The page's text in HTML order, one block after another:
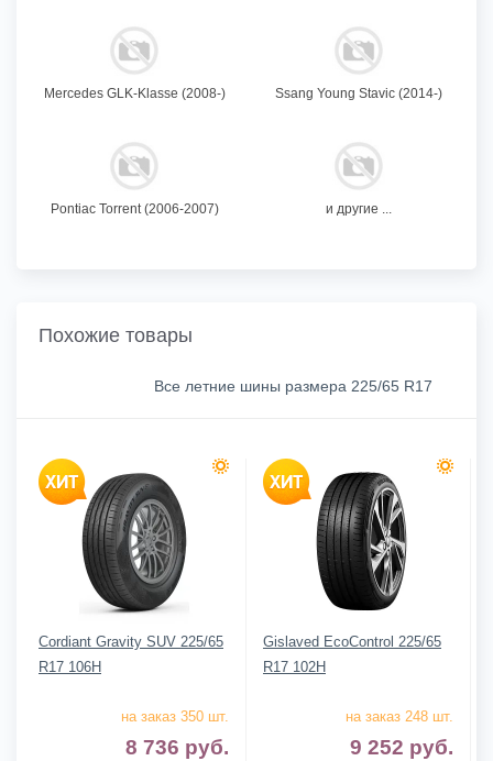
Mercedes GLK-Klasse (2008-) Ssang Young Stavic (2014-)
Pontiac Torrent (2006-2007) и другие ...
Похожие товары
Все летние шины размера 225/65 R17
Cordiant Gravity SUV 225/65
R17 106H
на заказ 350 шт.
8 736 руб.
Gislaved EcoControl 225/65
R17 102H
на заказ 248 шт.
9 252 руб.